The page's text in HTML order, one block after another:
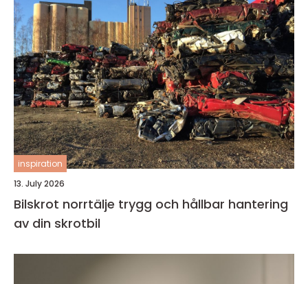
inspiration
13. July 2026
Bilskrot norrtälje trygg och hållbar hantering
av din skrotbil